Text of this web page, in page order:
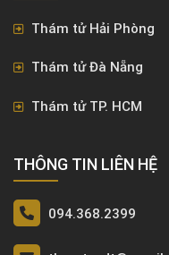
Thám tử Hải Phòng
Thám tử Đà Nẵng
Thám tử TP. HCM
THÔNG TIN LIÊN HỆ
094.368.2399